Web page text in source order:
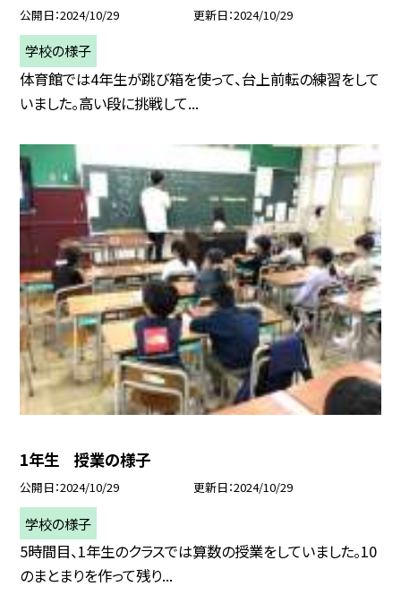
公開日 2024/10/29 更新日 2024/10/29
学校の様子
体育館では4年生が跳び箱を使って、台上前転の練習をして
いました。高い段に挑戦して...
1年生 授業の様子
公開日 2024/10/29 更新日 2024/10/29
学校の様子
5時間目、1年生のクラスでは算数の授業をしていました。10
のまとまりを作って残り...